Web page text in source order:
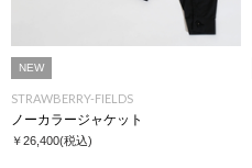
NEW
STRAWBERRY-FIELDS
ノーカラージャケット
￥26,400(税込)